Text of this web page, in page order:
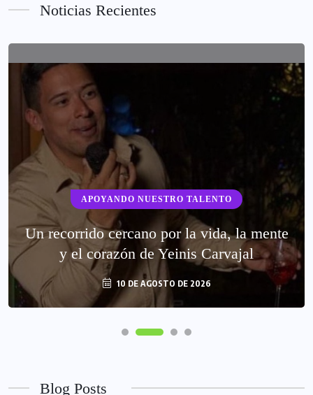
Noticias Recientes
APOYANDO NUESTRO TALENTO
Un recorrido cercano por la vida, la mente
y el corazón de Yeinis Carvajal
10 DE AGOSTO DE 2026
Blog Posts